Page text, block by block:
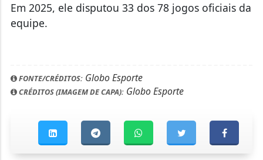
Em 2025, ele disputou 33 dos 78 jogos oficiais da
equipe.
FONTE/CRÉDITOS:Globo Esporte
CRÉDITOS (IMAGEM DE CAPA):Globo Esporte